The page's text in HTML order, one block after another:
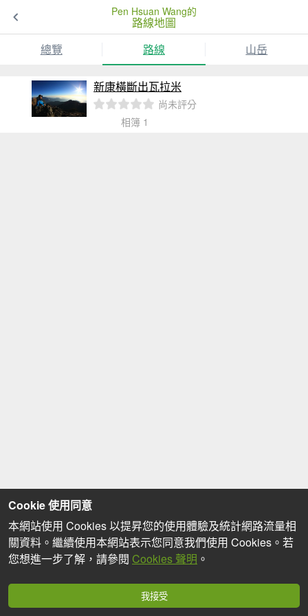
Pen Hsuan Wang的
路線地圖
總覽
路線 山岳
新康橫斷出瓦拉米
尚未評分
相簿 1
Cookie 使用同意
本網站使用 Cookies 以提昇您的使用體驗及統計網路流量相
關資料。繼續使用本網站表示您同意我們使用 Cookies。若
您想進一步了解，請參閱 Cookies 聲明 。
我接受